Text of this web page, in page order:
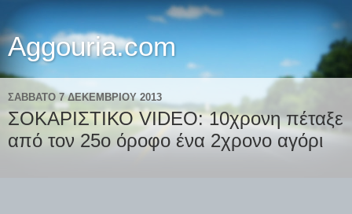
Aggouria.com
ΣΆΒΒΑΤΟ 7 ΔΕΚΕΜΒΡΊΟΥ 2013
ΣΟΚΑΡΙΣΤΙΚΟ VIDEO: 10χρονη πέταξε
από τον 25ο όροφο ένα 2χρονο αγόρι